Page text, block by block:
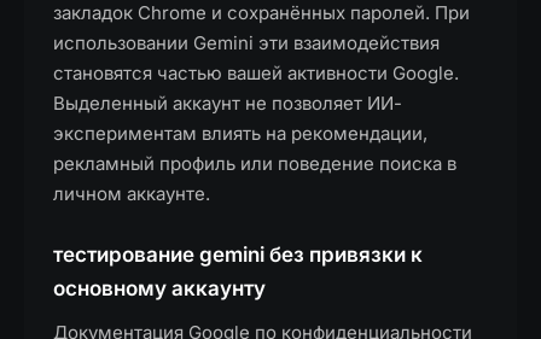
закладок Chrome и сохранённых паролей. При
использовании Gemini эти взаимодействия
становятся частью вашей активности Google.
Выделенный аккаунт не позволяет ИИ-
экспериментам влиять на рекомендации,
рекламный профиль или поведение поиска в
личном аккаунте.
тестирование gemini без привязки к
основному аккаунту
Документация Google по конфиденциальности